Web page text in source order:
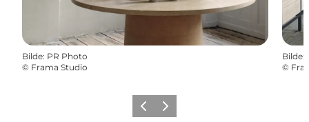
Bilde: PR Photo
© Frama Studio
Bilde:
©
ForrigeNeste